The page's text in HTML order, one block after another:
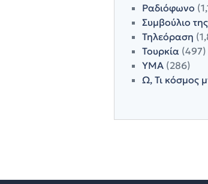
Ραδιόφωνο
Συμβούλιο
Τηλεόραση
Τουρκία(497)
ΥΜΑ(286)
Ω, Τι κόσμος